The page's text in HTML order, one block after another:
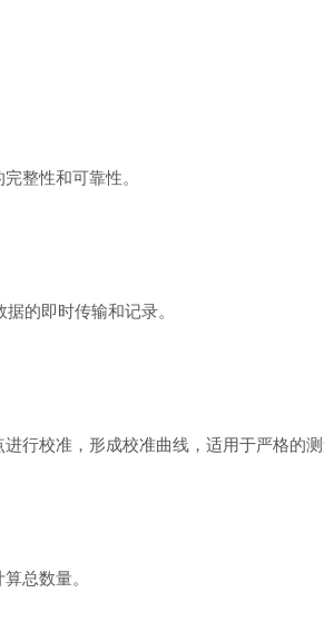
整性和可靠性。
的即时传输和记录。
校准，形成校准曲线，适用于严格的测
总数量。